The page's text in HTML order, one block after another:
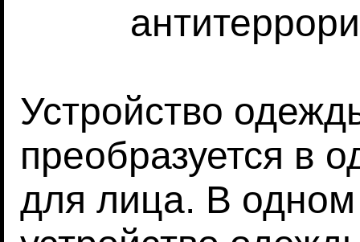
Устройство
преобразуется в
для лица. В